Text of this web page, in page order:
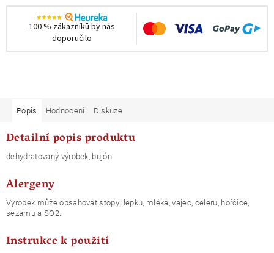
100 % zákazníků by nás
doporučilo
Popis Hodnocení Diskuze
Detailní popis produktu
dehydratovaný výrobek, bujón
Alergeny
Výrobek může obsahovat stopy: lepku, mléka, vajec, celeru, hořčice,
sezamu a SO2.
Instrukce k použití